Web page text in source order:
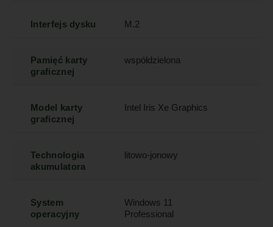
Interfejs dysku M.2
Pamięć karty
graficznej
współdzielona
Model karty
graficznej
Intel Iris Xe Graphics
Technologia
akumulatora
litowo-jonowy
System
operacyjny
Windows 11
Professional